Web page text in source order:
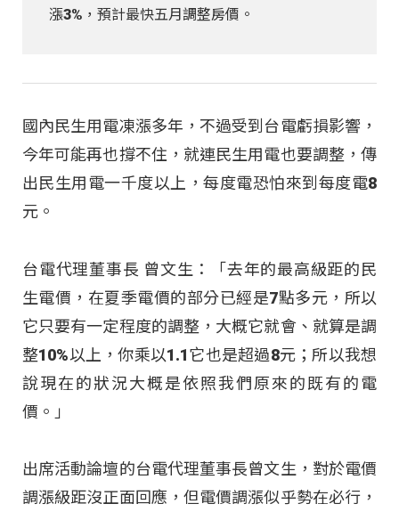
漲3%，預計最快五月調整房價。
國內民生用電凍漲多年，不過受到台電虧損影響，
今年可能再也撐不住，就連民生用電也要調整，傳
出民生用電一千度以上，每度電恐怕來到每度電8
元。
台電代理董事長 曾文生：「去年的最高級距的民
生電價，在夏季電價的部分已經是7點多元，所以
它只要有一定程度的調整，大概它就會、就算是調
整10%以上，你乘以1.1它也是超過8元；所以我想
說現在的狀況大概是依照我們原來的既有的電
價。」
出席活動論壇的台電代理董事長曾文生，對於電價
調漲級距沒正面回應，但電價調漲似乎勢在必行，